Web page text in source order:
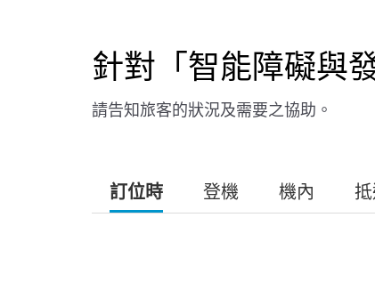
針對「智能障礙與
請告知旅客的狀況及需要之協助。
訂位時 登機 機內